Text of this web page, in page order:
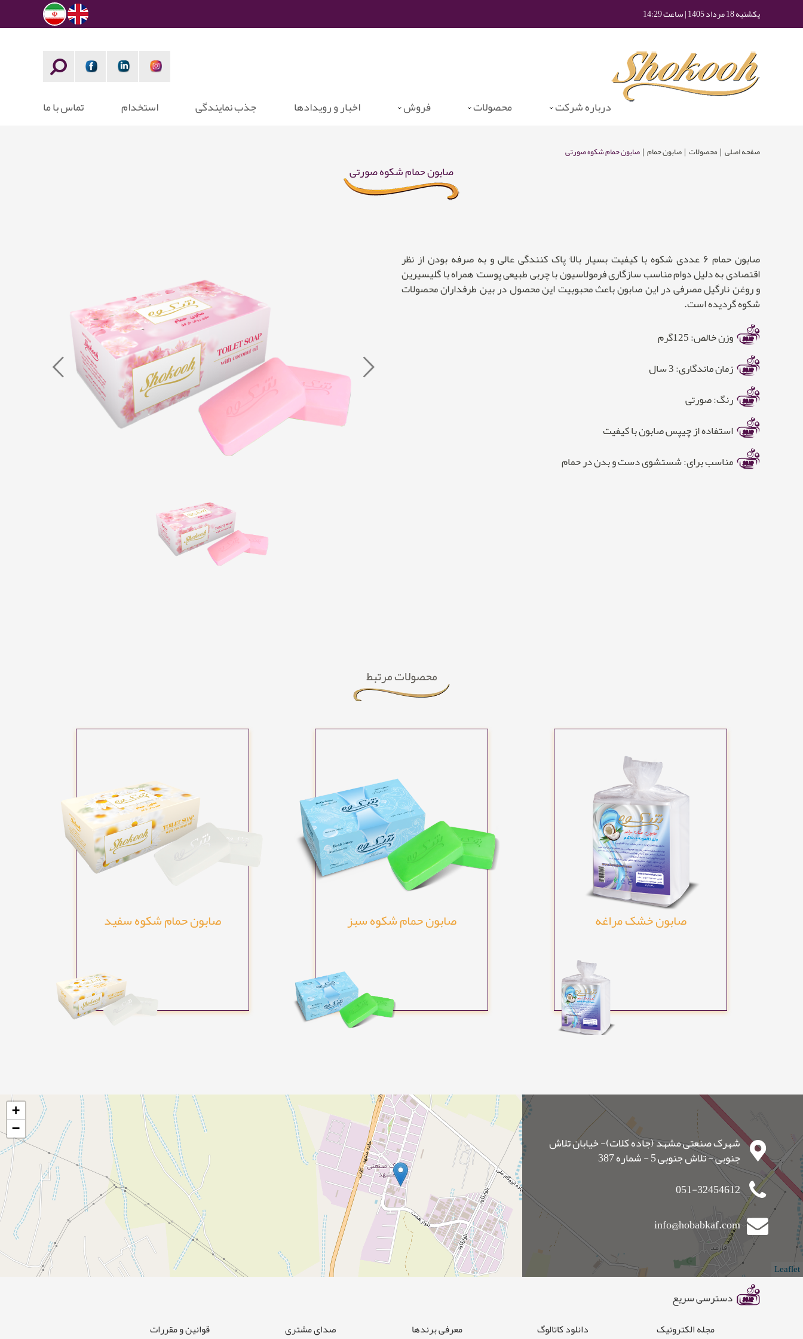
یکشنبه 18 مرداد 1405 | ساعت 14:29
درباره شرکت محصولات فروش اخبار و رویدادها جذب نمایندگی استخدام تماس با ما
صفحه اصلی محصولات صابون حمام صابون حمام شکوه صورتی
صابون حمام شکوه صورتی
صابون حمام ۶ عددی شکوه با کیفیت بسیار بالا٬ پاک کنندگی عالی و به صرفه بودن از نظر
اقتصادی به دلیل دوام مناسب سازگاری فرمولاسیون با چربی طبیعی پوست٬ همراه با گلیسیرین
و روغن نارگیل مصرفی در این صابون باعث محبوبیت این محصول در بین طرفداران محصولات
شکوه گردیده است.
وزن خالص: 125گرم
زمان ماندگاری: 3 سال
رنگ: صورتی
استفاده از چیپس صابون با کیفیت
مناسب برای: شستشوی دست و بدن در حمام
محصولات مرتبط
صابون خشک مراغه صابون حمام شکوه سبز صابون حمام شکوه سفید
شهرک صنعتی مشهد (جاده کلات)- خیابان تلاش
جنوبی - تلاش جنوبی 5 - شماره 387
051-32454612
info@hobabkaf.com
+
−
Leaflet
دسترسی سریع
مجله الکترونیک دانلود کاتالوگ معرفی برندها صدای مشتری قوانین و مقررات